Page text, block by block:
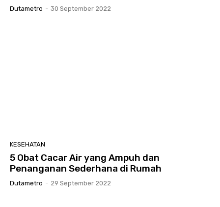
Dutametro - 30 September 2022
KESEHATAN
5 Obat Cacar Air yang Ampuh dan
Penanganan Sederhana di Rumah
Dutametro - 29 September 2022